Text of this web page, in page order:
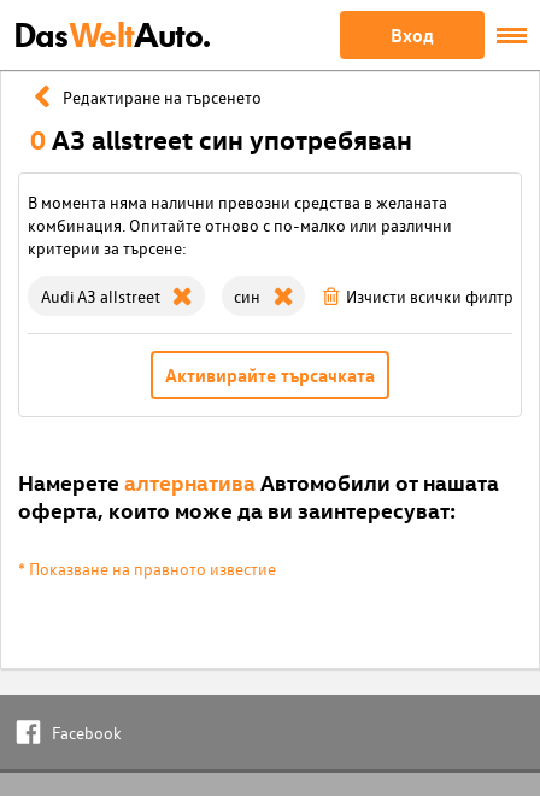
DasWeltAuto. Вход
Редактиране на търсенето
0A3 allstreet син употребяван
В момента няма налични превозни средства в желаната
комбинация. Опитайте отново с по-малко или различни
критерии за търсене:
Audi A3 allstreet син Изчисти всички филтри
Активирайте търсачката
Намерете алтернативаАвтомобили от нашата
оферта, които може да ви заинтересуват:
* Показване на правното известие
Facebook